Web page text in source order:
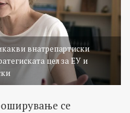
внатрепартиски
цел за ЕУ и
се